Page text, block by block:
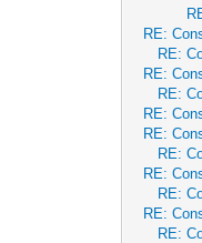
RE:
RE:
RE:
RE:
RE:
RE:
RE:
RE:
RE:
RE:
RE: